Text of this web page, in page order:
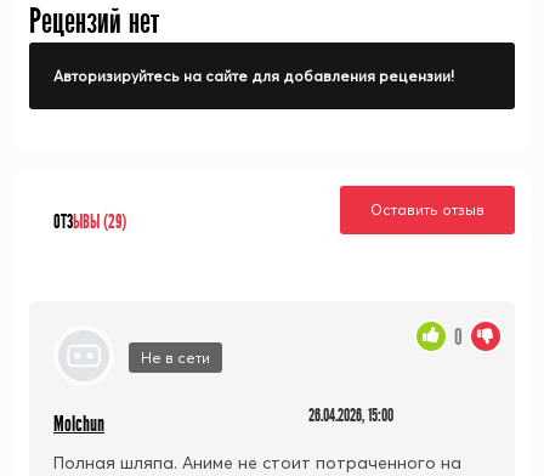
Рецензий нет
Авторизируйтесь на сайте для добавления рецензии!
ОТЗЫВЫ (29)
Оставить отзыв
Не в сети
Molchun 26.04.2026, 15:00
Полная шляпа. Аниме не стоит потраченного на
0